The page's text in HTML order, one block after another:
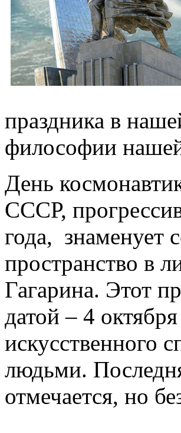
праздника в
философии
День
СССР,
года, знаменует
пространство в
Гагарина. Этот
датой – 4
искусственного
людьми.
отмечается, но